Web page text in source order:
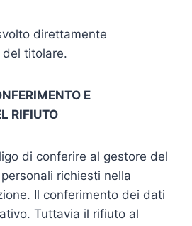
direttamente
del titolare.
E
RIFIUTO
di conferire al gestore del
richiesti nella
Il conferimento dei dati
Tuttavia il rifiuto al